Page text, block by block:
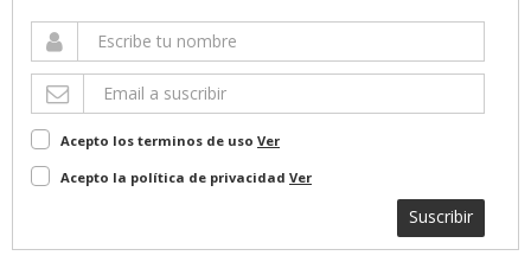
Acepto los terminos de uso Ver
Acepto la política de privacidad Ver
Suscribir